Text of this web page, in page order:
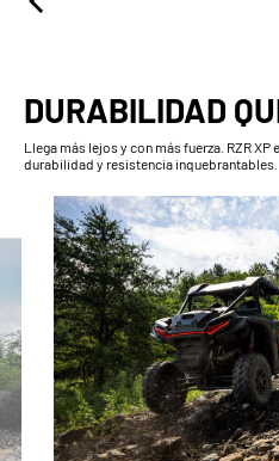
DURABILIDAD
Llega más lejos y con más fuerza. RZR
durabilidad y resistencia inquebrantables.